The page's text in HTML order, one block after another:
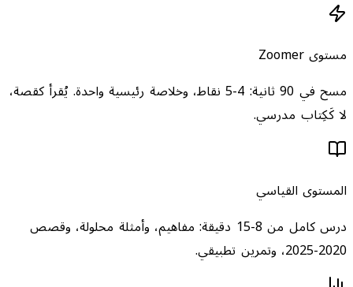
مستوى Zoomer
مسح في 90 ثانية: 4-5 نقاط، وخلاصة رئيسية واحدة. يُقرأ كقصة،
لا كَكِتاب مدرسي.
المستوى القياسي
درس كامل من 8-15 دقيقة: مفاهيم، وأمثلة محلولة، وقصص
2020-2025، وتمرين تطبيقي.